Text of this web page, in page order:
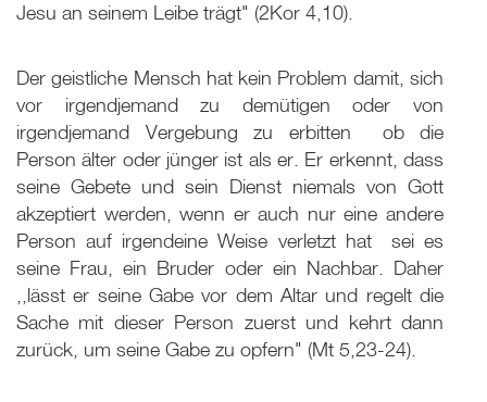
Jesu an seinem Leibe trägt" (2Kor 4,10).
Der geistliche Mensch hat kein Problem damit, sich
vor irgendjemand zu demütigen oder von
irgendjemand Vergebung zu erbitten ­ ob die
Person älter oder jünger ist als er. Er erkennt, dass
seine Gebete und sein Dienst niemals von Gott
akzeptiert werden, wenn er auch nur eine andere
Person auf irgendeine Weise verletzt hat ­ sei es
seine Frau, ein Bruder oder ein Nachbar. Daher
,,lässt er seine Gabe vor dem Altar und regelt die
Sache mit dieser Person zuerst und kehrt dann
zurück, um seine Gabe zu opfern" (Mt 5 ,23-24).